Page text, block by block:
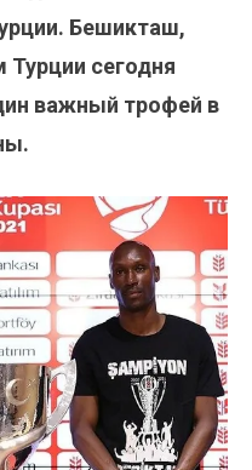
Бешикташ,
сегодня
важный трофей в